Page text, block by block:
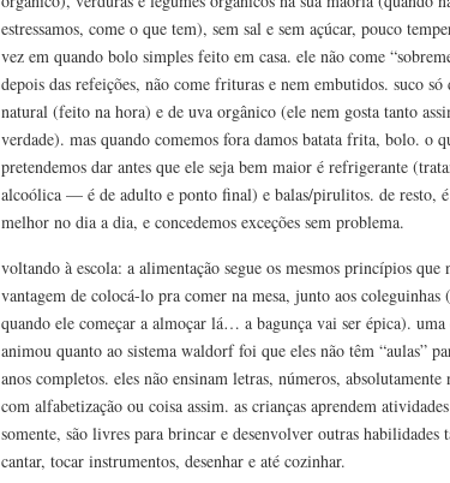
estressamos, come o que tem), sem sal e sem açúcar, pouco
vez em quando bolo simples feito em casa. ele não come
depois das refeições, não come frituras e nem embutidos. suco só
natural (feito na hora) e de uva orgânico (ele nem gosta tanto
verdade). mas quando comemos fora damos batata frita, bolo. o
pretendemos dar antes que ele seja bem maior é refrigerante
alcoólica — é de adulto e ponto final) e balas/pirulitos. de resto,
melhor no dia a dia, e concedemos exceções sem problema.
voltando à escola: a alimentação segue os mesmos princípios que
vantagem de colocá-lo pra comer na mesa, junto aos coleguinhas
quando ele começar a almoçar lá… a bagunça vai ser épica). uma
animou quanto ao sistema waldorf foi que eles não têm “aulas”
anos completos. eles não ensinam letras, números, absolutamente
com alfabetização ou coisa assim. as crianças aprendem
somente, são livres para brincar e desenvolver outras habilidades
cantar, tocar instrumentos, desenhar e até cozinhar.